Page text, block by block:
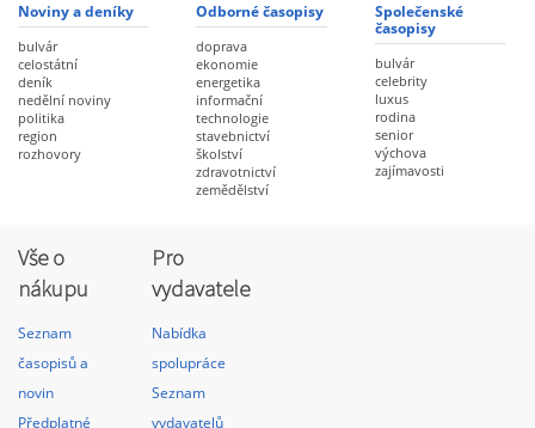
Noviny a deníky
bulvár
celostátní
deník
nedělní noviny
politika
region
rozhovory
Odborné časopisy
doprava
ekonomie
energetika
informační
technologie
stavebnictví
školství
zdravotnictví
zemědělství
Společenské
časopisy
bulvár
celebrity
luxus
rodina
senior
výchova
zajímavosti
Vše o
nákupu
Seznam
časopisů a
novin
Předplatné
Pro
vydavatele
Nabídka
spolupráce
Seznam
vydavatelů